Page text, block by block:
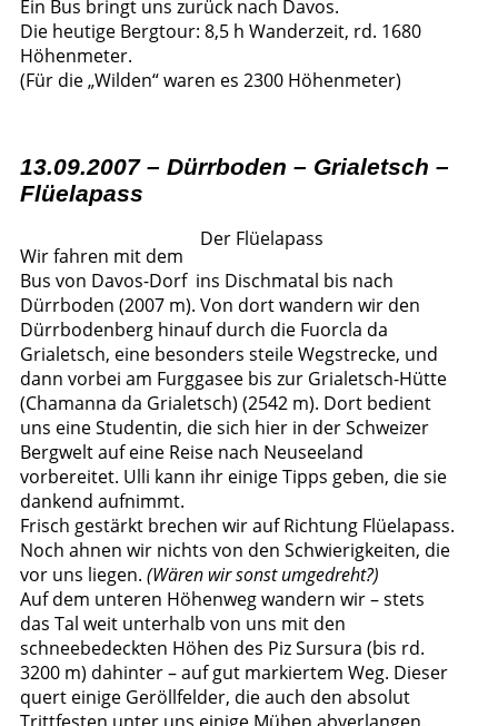
Ein Bus bringt uns zurück nach Davos.
Die heutige Bergtour: 8,5 h Wanderzeit, rd. 1680
Höhenmeter.
(Für die „Wilden“ waren es 2300 Höhenmeter)
13.09.2007 – Dürrboden – Grialetsch –
Flüelapass
Der Flüelapass
Wir fahren mit dem
Bus von Davos-Dorf ins Dischmatal bis nach
Dürrboden (2007 m). Von dort wandern wir den
Dürrbodenberg hinauf durch die Fuorcla da
Grialetsch, eine besonders steile Wegstrecke, und
dann vorbei am Furggasee bis zur Grialetsch-Hütte
(Chamanna da Grialetsch) (2542 m). Dort bedient
uns eine Studentin, die sich hier in der Schweizer
Bergwelt auf eine Reise nach Neuseeland
vorbereitet. Ulli kann ihr einige Tipps geben, die sie
dankend aufnimmt.
Frisch gestärkt brechen wir auf Richtung Flüelapass.
Noch ahnen wir nichts von den Schwierigkeiten, die
vor uns liegen. (Wären wir sonst umgedreht?)
Auf dem unteren Höhenweg wandern wir – stets
das Tal weit unterhalb von uns mit den
schneebedeckten Höhen des Piz Sursura (bis rd.
3200 m) dahinter – auf gut markiertem Weg. Dieser
quert einige Geröllfelder, die auch den absolut